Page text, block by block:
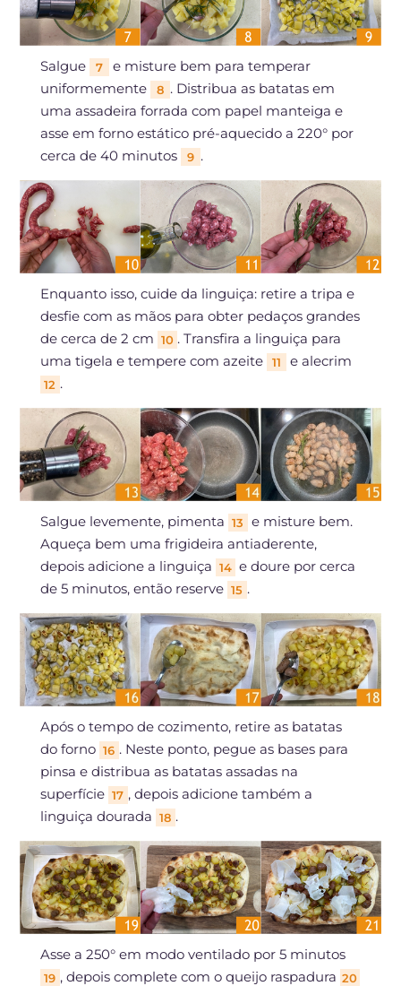
Salgue 7
e misture bem para temperar
uniformemente
8 . Distribua as batatas em
uma assadeira forrada com papel manteiga e
asse em forno estático pré-aquecido a 220° por
cerca de 40 minutos
9 .
Enquanto isso, cuide da linguiça: retire a tripa e
desfie com as mãos para obter pedaços grandes
de cerca de 2 cm 10 . Transfira a linguiça para
uma tigela e tempere com azeite
11 e alecrim
12 .
Salgue levemente, pimenta 13
e misture bem.
Aqueça bem uma frigideira antiaderente,
depois adicione a linguiça 14 e doure por cerca
de 5 minutos, então reserve 15 .
Após o tempo de cozimento, retire as batatas
do forno 16 . Neste ponto, pegue as bases para
pinsa e distribua as batatas assadas na
superfície 17 , depois adicione também a
linguiça dourada 18 .
Asse a 250° em modo ventilado por 5 minutos
19 , depois complete com o queijo raspadura 20